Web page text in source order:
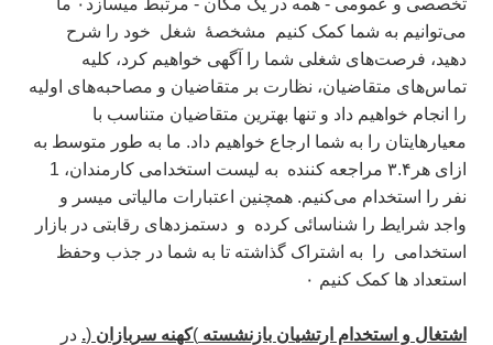
تخصصی و عمومی - همه در یک مکان - مرتبط میسازد۰ ما
می‌توانیم به شما کمک کنیم
مشخصهٔ شغل خود را شرح
دهید، فرصت‌های شغلی شما را آگهی خواهیم کرد، کلیه
تماس‌های متقاضیان، نظارت بر متقاضیان و مصاحبه‌های اولیه
را انجام خواهیم داد و تنها بهترین متقاضیان متناسب با
معیارهایتان را به شما ارجاع خواهیم داد. ما به طور متوسط به
ازای هر۳.۴ مراجعه کننده
به لیست استخدامی کارمندان، 1
نفر را استخدام می‌کنیم. همچنین اعتبارات مالیاتی میسر و
واجد شرایط را شناسائی کرده و دستمزدهای رقابتی در بازار
استخدامی را به اشتراک گذاشته تا به شما در جذب وحفظ
استعداد ها کمک کنیم ۰
اشتغال و استخدام ارتشیان بازنشسته )کهنه سربازان (
. در